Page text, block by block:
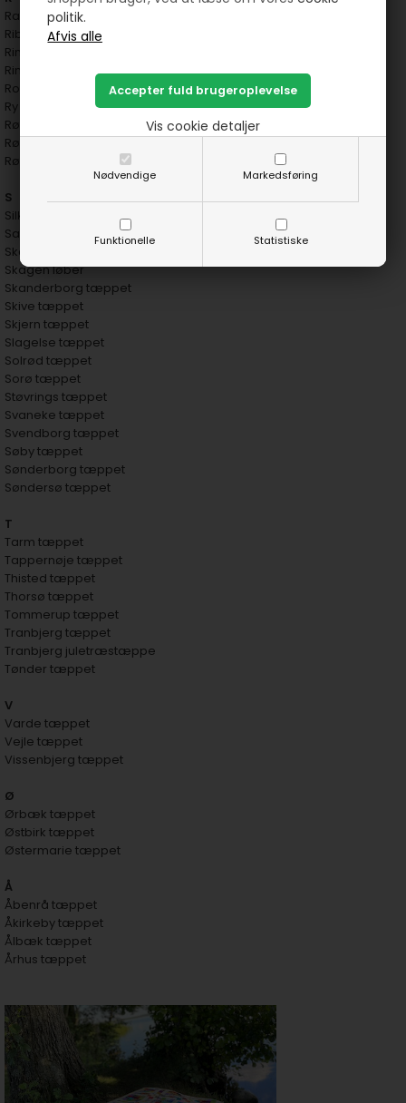
politik.
Nødvendige Markedsføring
Funktionelle Statistiske
Vis cookie detaljer
Randers tæppet
Ribe tæppet
Ringe tæppet
Ringkøbing tæppet
Roskilde tæppet
Ry tæppet
Rødby tæppet
Rødovre tæppet
Rønne tæppet
S
Silkeborg tæppet
Sakskøbing tæppet
Skagen tæppe
Skagen løber
Skanderborg tæppet
Skive tæppet
Skjern tæppet
Slagelse tæppet
Solrød tæppet
Sorø tæppet
Støvrings tæppet
Svaneke tæppet
Svendborg tæppet
Søby tæppet
Sønderborg tæppet
Søndersø tæppet
T
Tarm tæppet
Tappernøje tæppet
Thisted tæppet
Thorsø tæppet
Tommerup tæppet
Tranbjerg tæppet
Tranbjerg juletræstæppe
Tønder tæppet
V
Varde tæppet
Vejle tæppet
Vissenbjerg tæppet
Ø
Ørbæk tæppet
Østbirk tæppet
Østermarie tæppet
Å
Åbenrå tæppet
Åkirkeby tæppet
Ålbæk tæppet
Århus tæppet